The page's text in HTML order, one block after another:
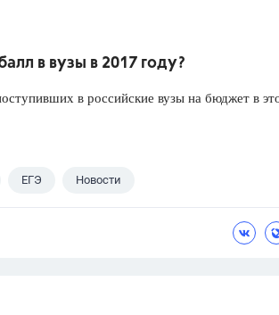
в вузы в 2017 году?
в российские вузы на бюджет в
ЕГЭ Новости